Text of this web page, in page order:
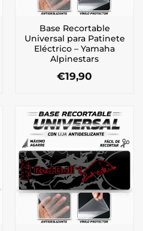
Base Recortable
Universal para Patinete
Eléctrico – Yamaha
Alpinestars
€19,90